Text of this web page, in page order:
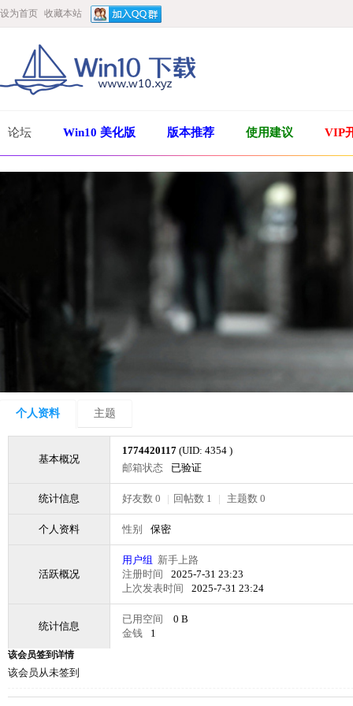
设为首页 收藏本站
论坛 Win10 美化版 版本推荐 使用建议 VIP
个人资料 主题
基本概况
1774420117 (UID: 4354 )
邮箱状态
已验证
统计信息 好友数 0 | 回帖数 1 | 主题数 0
个人资料 性别 保密
活跃概况
用户组 新手上路
注册时间
2025-7-31 23:23
上次发表时间
2025-7-31 23:24
统计信息
已用空间
0 B
金钱
1
该会员签到详情
该会员从未签到